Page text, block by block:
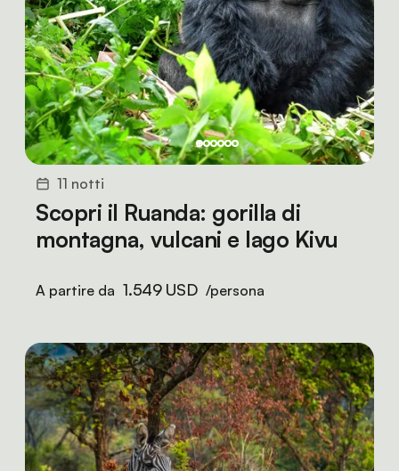
11 notti
Scopri il Ruanda: gorilla di
montagna, vulcani e lago Kivu
A partire da 1.549 USD /persona